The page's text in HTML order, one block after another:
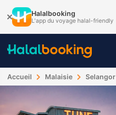
Halalbooking
L'app du voyage halal-friendly
Accueil Malaisie Selangor